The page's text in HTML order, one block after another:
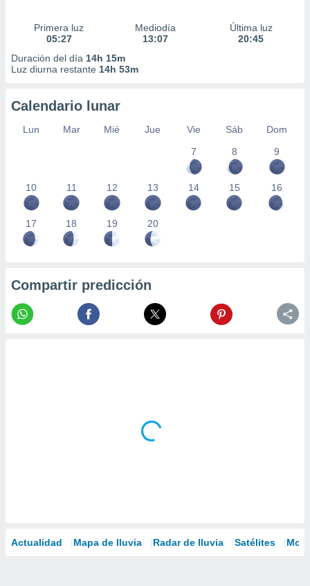
Primera luz
05:27
Mediodía
13:07
Última luz
20:45
Duración del día 14h 15m
Luz diurna restante 14h 53m
Calendario lunar
Lun Mar Mié Jue Vie Sáb
Dom
7
8 9
10 11 12 13 14 15 16
17 18 19 20
Compartir predicción
Actualidad Mapa de lluvia Radar de lluvia Satélites